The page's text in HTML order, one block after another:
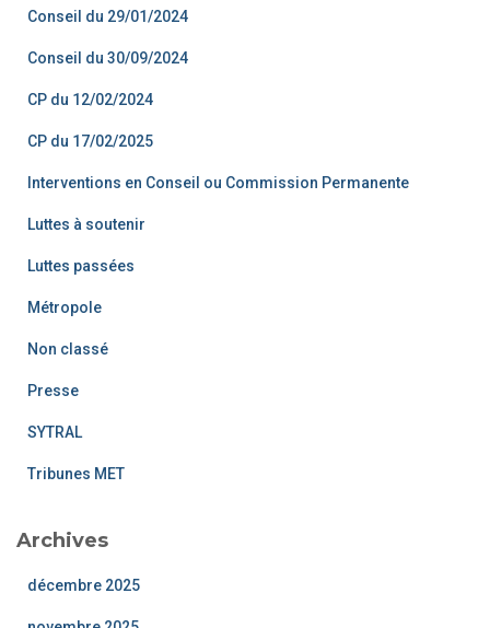
Conseil du 29/01/2024
Conseil du 30/09/2024
CP du 12/02/2024
CP du 17/02/2025
Interventions en Conseil ou Commission Permanente
Luttes à soutenir
Luttes passées
Métropole
Non classé
Presse
SYTRAL
Tribunes MET
Archives
décembre 2025